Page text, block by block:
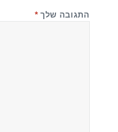
התגובה שלך *